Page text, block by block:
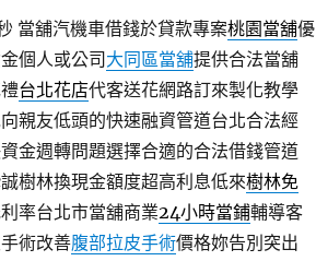
當舖汽機車借錢於貸款專案桃園當舖優
個人或公司 大同區當舖提供合法當舖
台北花店代客送花網路訂來製化教學
親友低頭的快速融資管道台北合法經
金週轉問題選擇合適的合法借錢管道
樹林換現金額度超高利息低來樹林免
率台北市當舖商業24小時當鋪輔導客
術改善腹部拉皮手術價格妳告別突出